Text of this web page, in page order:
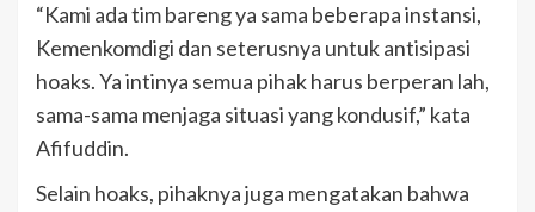
“Kami ada tim bareng ya sama beberapa instansi,
Kemenkomdigi dan seterusnya untuk antisipasi
hoaks. Ya intinya semua pihak harus berperan lah,
sama-sama menjaga situasi yang kondusif,” kata
Afifuddin.
Selain hoaks, pihaknya juga mengatakan bahwa